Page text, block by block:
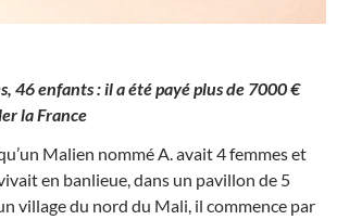
46 enfants : il a été payé plus de 7000 €
la France
Malien nommé A. avait 4 femmes et
en banlieue, dans un pavillon de 5
village du nord du Mali, il commence par